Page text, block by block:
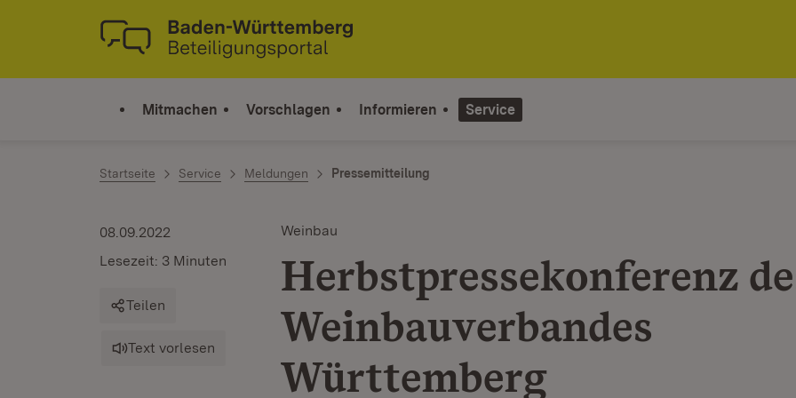
Zum Inhalt springen
Link zur Startseite
Mitmachen Vorschlagen Informieren Service
Startseite Service Meldungen Pressemitteilung
Weinbau
Herbstpressekonferenz
Weinbauverbandes
Württemberg
08.09.2022
Lesezeit: 3 Minuten
Teilen
Text vorlesen